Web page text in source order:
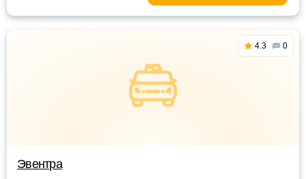
4.3 0
Эвентра